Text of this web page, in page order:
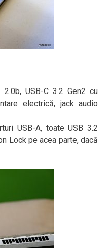
2.0b, USB-C 3.2 Gen2 cu
electrică, jack audio
USB-A, toate USB 3.2
Lock pe acea parte, dacă